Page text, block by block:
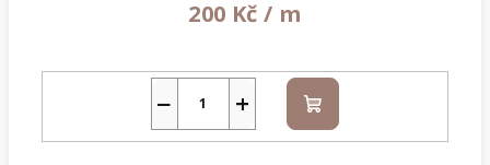
200 Kč/ m
+
− Do
košíku